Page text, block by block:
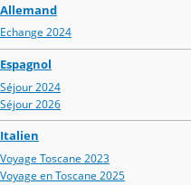
Allemand
Echange 2024
Espagnol
Séjour 2024
Séjour 2026
Italien
Voyage Toscane 2023
Voyage en Toscane 2025